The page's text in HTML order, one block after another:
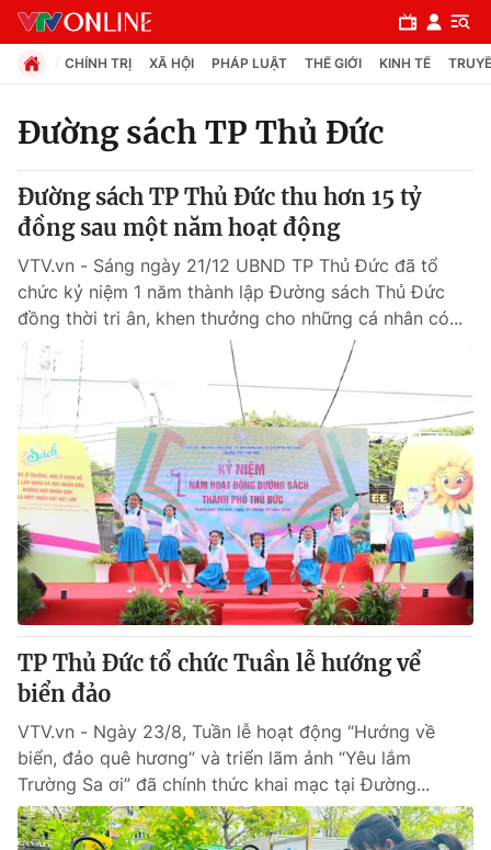
Chuyên mục
Chính trị
Xã hội
Pháp luật
Y tế
Thế giới
Tin tức
Thế giới đó đây
Câu chuyện quốc tế
Kinh tế
Tài chính
Thị trường
Góc doanh nghiệp
Dữ liệu và đời sống
Truyền hình
Hậu trường
Nhân vật
Khán giả
Giải trí
Điện ảnh
Âm nhạc
Đời sống
Du lịch
CHÍNH TRỊ XÃ HỘI PHÁP LUẬT THẾ GIỚI KINH TẾ
Đường sách TP Thủ Đức
Đường sách TP Thủ Đức thu hơn 15 tỷ
đồng sau một năm hoạt động
VTV.vn - Sáng ngày 21/12 UBND TP Thủ Đức đã tổ
chức kỷ niệm 1 năm thành lập Đường sách Thủ Đức
đồng thời tri ân, khen thưởng cho những cá nhân có...
TP Thủ Đức tổ chức Tuần lễ hướng vể
biển đảo
VTV.vn - Ngày 23/8, Tuần lễ hoạt động “Hướng về
biển, đảo quê hương” và triển lãm ảnh “Yêu lắm
Trường Sa ơi” đã chính thức khai mạc tại Đường...